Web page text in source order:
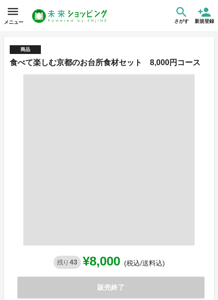
メニュー さがす 新規登録
商品
食べて楽しむ京都のお台所食材セット 8,000円コース
残り 43 ¥8,000 (税込/送料込)
販売終了